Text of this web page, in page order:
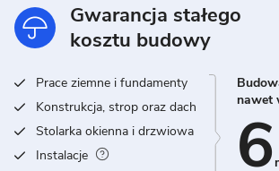
Gwarancja stałego
kosztu budowy
Prace ziemne i fundamenty
Konstrukcja, strop oraz dach
Stolarka okienna i drzwiowa
Instalacje
nawet
6